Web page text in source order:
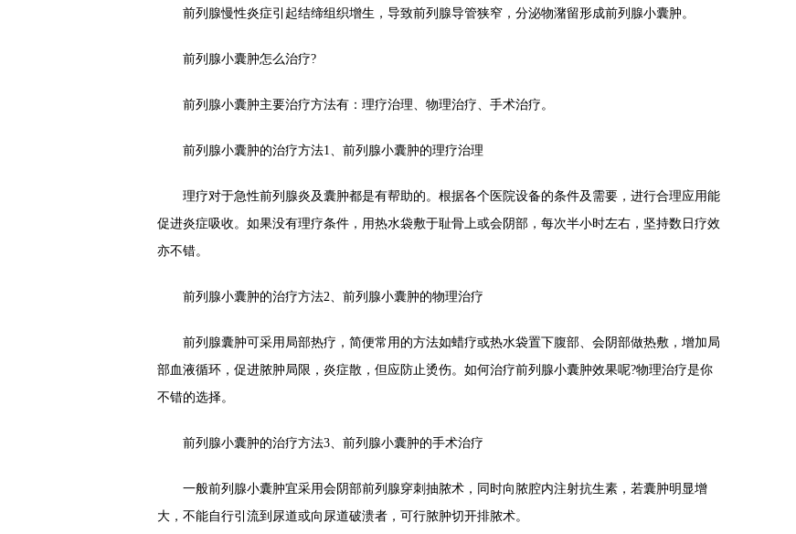
前列腺慢性炎症引起结缔组织增生，导致前列腺导管狭窄，分泌物潴留形成前列腺小囊肿。
前列腺小囊肿怎么治疗?
前列腺小囊肿主要治疗方法有：理疗治理、物理治疗、手术治疗。
前列腺小囊肿的治疗方法1、前列腺小囊肿的理疗治理
理疗对于急性前列腺炎及囊肿都是有帮助的。根据各个医院设备的条件及需要，进行合理应用能
促进炎症吸收。如果没有理疗条件，用热水袋敷于耻骨上或会阴部，每次半小时左右，坚持数日疗效
亦不错。
前列腺小囊肿的治疗方法2、前列腺小囊肿的物理治疗
前列腺囊肿可采用局部热疗，简便常用的方法如蜡疗或热水袋置下腹部、会阴部做热敷，增加局
部血液循环，促进脓肿局限，炎症散，但应防止烫伤。如何治疗前列腺小囊肿效果呢?物理治疗是你
不错的选择。
前列腺小囊肿的治疗方法3、前列腺小囊肿的手术治疗
一般前列腺小囊肿宜采用会阴部前列腺穿刺抽脓术，同时向脓腔内注射抗生素，若囊肿明显增
大，不能自行引流到尿道或向尿道破溃者，可行脓肿切开排脓术。